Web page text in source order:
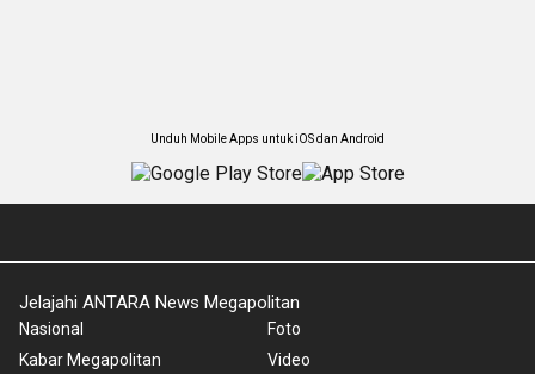
Unduh Mobile Apps untuk iOS dan Android
Jelajahi ANTARA News Megapolitan
Nasional
Kabar Megapolitan
Foto
Video